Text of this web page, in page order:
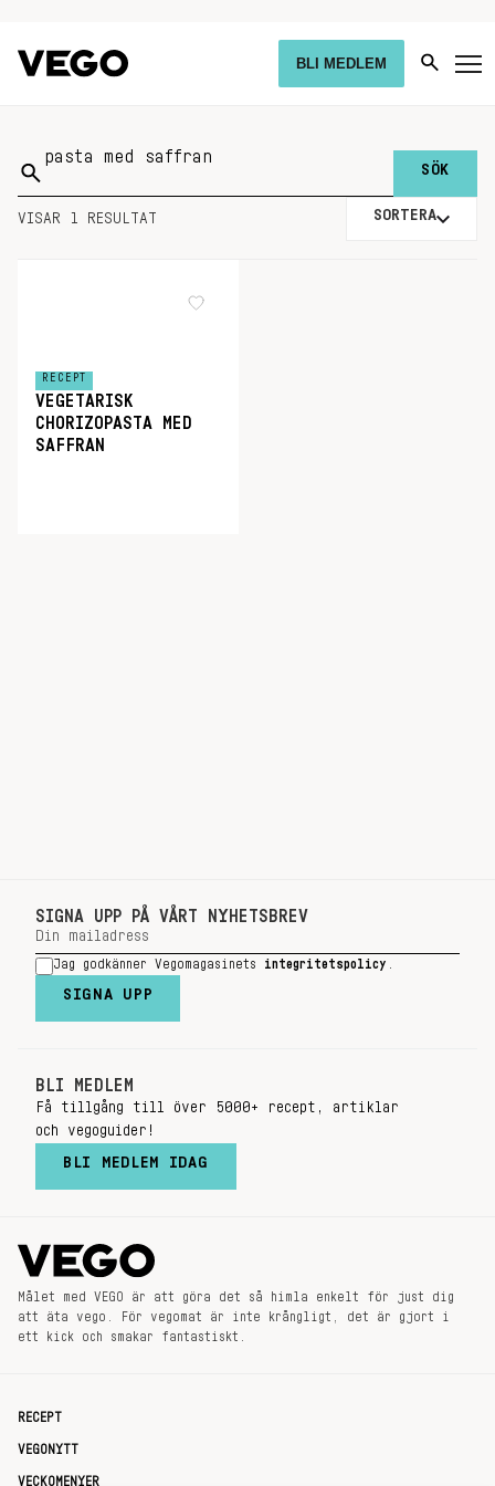
BLI MEDLEM
Sök
på:
VISAR 1 RESULTAT SORTERA
RECEPT
VEGETARISK
CHORIZOPASTA MED
SAFFRAN
SIGNA UPP PÅ VÅRT NYHETSBREV
Jag godkänner Vegomagasinets integritetspolicy
SIGNA UPP
BLI MEDLEM
Få tillgång till över 5000+ recept, artiklar
och vegoguider!
BLI MEDLEM IDAG
Målet med VEGO är att göra det så himla enkelt för just dig
att äta vego. För vegomat är inte krångligt, det är gjort i
ett kick och smakar fantastiskt.
RECEPT
VEGONYTT
VECKOMENYER